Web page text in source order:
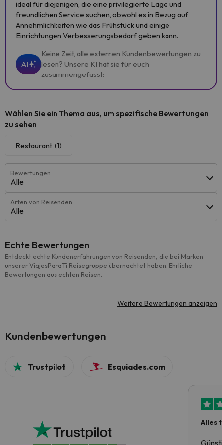
ideal für diejenigen, die eine privilegierte Lage und
freundlichen Service suchen, obwohl es in Bezug auf
Annehmlichkeiten wie das Frühstück und einige
Einrichtungen Verbesserungsbedarf geben kann.
AI
Keine Zeit, alle externen Kundenbewertungen zu
lesen? Unsere KI hat sie für euch
zusammengefasst:
Wählen Sie ein Thema aus, um spezifische Bewertungen
zu sehen
Restaurant (1)
Bewertungen
Alle
Arten von Reisenden
Alle
Echte Bewertungen
Entdeckt echte Kundenerfahrungen von Reisenden, die bei Marken
unserer ViajesParaTi Reisegruppe übernachtet haben. Ehrliche
Bewertungen aus echten Reisen.
Weitere Bewertungen anzeigen
Kundenbewertungen
Trustpilot Esquiades.com
Alles